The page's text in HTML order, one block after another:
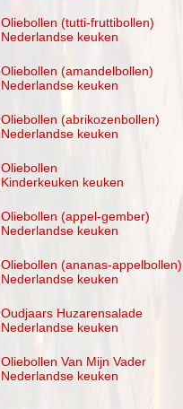
Oliebollen (tutti-fruttibollen)
Nederlandse keuken
Oliebollen (amandelbollen)
Nederlandse keuken
Oliebollen (abrikozenbollen)
Nederlandse keuken
Oliebollen
Kinderkeuken keuken
Oliebollen (appel-gember)
Nederlandse keuken
Oliebollen (ananas-appelbollen)
Nederlandse keuken
Oudjaars Huzarensalade
Nederlandse keuken
Oliebollen Van Mijn Vader
Nederlandse keuken